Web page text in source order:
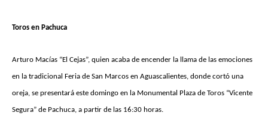
Toros en Pachuca
Arturo Macías “El Cejas”, quien acaba de encender la llama de las emociones
en la tradicional Feria de San Marcos en Aguascalientes, donde cortó una
oreja, se presentará este domingo en la Monumental Plaza de Toros “Vicente
Segura” de Pachuca, a partir de las 16:30 horas.